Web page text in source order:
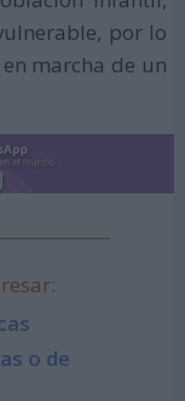
por lo
marcha de un
o de